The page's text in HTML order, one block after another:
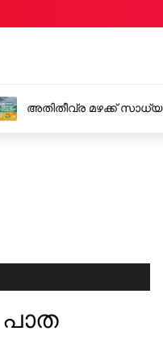
അതിതീവ്ര മഴക്ക്
പാത